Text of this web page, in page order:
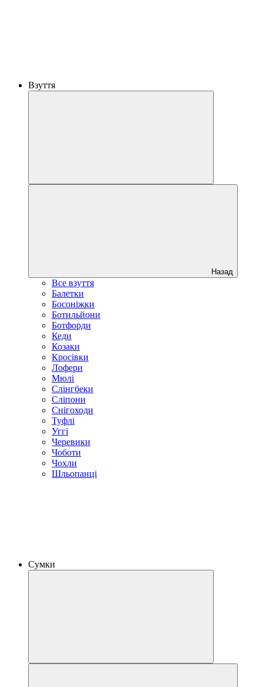
Взуття
Назад
Все взуття
Балетки
Босоніжки
Ботильйони
Ботфорди
Кеди
Козаки
Кросівки
Лофери
Мюлі
Слінгбеки
Сліпони
Снігоходи
Туфлі
Уггі
Черевики
Чоботи
Чохли
Шльопанці
Сумки